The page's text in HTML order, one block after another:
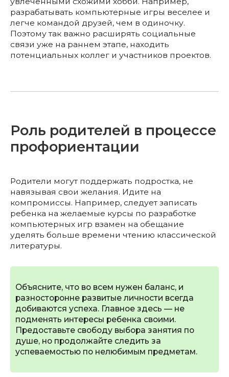
разрабатывать компьютерные игры веселее и
легче командой друзей, чем в одиночку.
Поэтому так важно расширять социальные
связи уже на раннем этапе, находить
потенциальных коллег и участников проектов.
Роль родителей в процессе
профориентации
Родители могут поддержать подростка, не
навязывая свои желания. Идите на
компромиссы. Например, следует записать
ребенка на желаемые курсы по разработке
компьютерных игр взамен на обещание
уделять больше времени чтению классической
литературы.
Объясните, что во всем нужен баланс, и
разносторонне развитые личности всегда
добиваются успеха. Главное здесь — не
подменять интересы ребенка своими.
Предоставьте свободу выбора занятия по
душе, но продолжайте следить за
успеваемостью по нелюбимым предметам.